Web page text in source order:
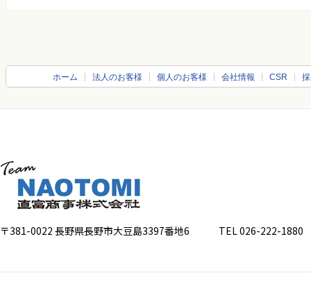
ホーム 法人のお客様 個人のお客様 会社情報 CSR
〒381-0022 長野県長野市大豆島3397番地6 TEL 026-222-1880